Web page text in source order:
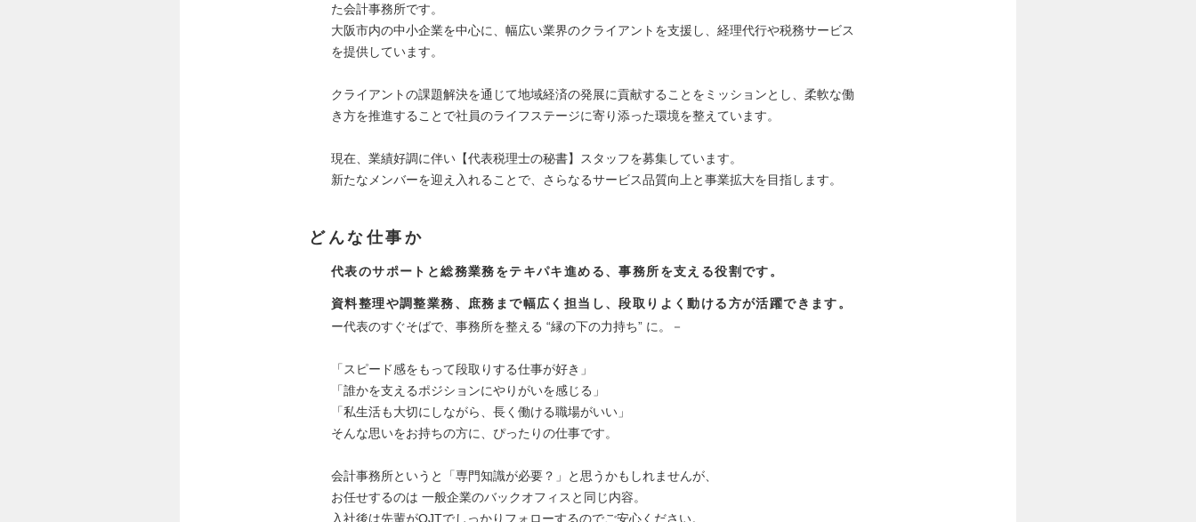
た会計事務所です。
大阪市内の中小企業を中心に、幅広い業界のクライアントを支援し、経理代行や税務サービス
を提供しています。
クライアントの課題解決を通じて地域経済の発展に貢献することをミッションとし、柔軟な働
き方を推進することで社員のライフステージに寄り添った環境を整えています。
現在、業績好調に伴い【代表税理士の秘書】スタッフを募集しています。
新たなメンバーを迎え入れることで、さらなるサービス品質向上と事業拡大を目指します。
どんな仕事か
代表のサポートと総務業務をテキパキ進める、事務所を支える役割です。
資料整理や調整業務、庶務まで幅広く担当し、段取りよく動ける方が活躍できます。
ー代表のすぐそばで、事務所を整える “縁の下の力持ち” に。－
「スピード感をもって段取りする仕事が好き」
「誰かを支えるポジションにやりがいを感じる」
「私生活も大切にしながら、長く働ける職場がいい」
そんな思いをお持ちの方に、ぴったりの仕事です。
会計事務所というと「専門知識が必要？」と思うかもしれませんが、
お任せするのは 一般企業のバックオフィスと同じ内容。
入社後は先輩がOJTでしっかりフォローするのでご安心ください。